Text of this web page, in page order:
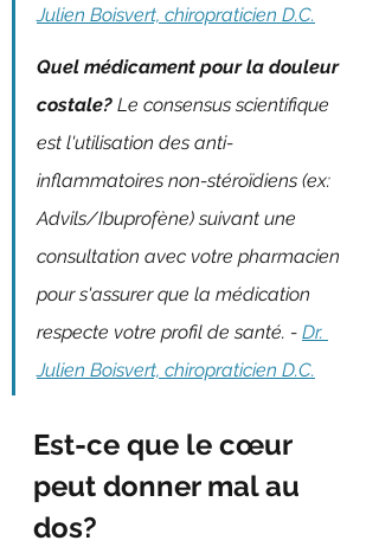
Julien Boisvert, chiropraticien D.C.
Quel médicament pour la douleur
costale? Le consensus scientifique
est l'utilisation des anti-
inflammatoires non-stéroïdiens (ex:
Advils/Ibuprofène) suivant une
consultation avec votre pharmacien
pour s'assurer que la médication
respecte votre profil de santé. - Dr.
Julien Boisvert, chiropraticien D.C.
Est-ce que le cœur
peut donner mal au
dos?